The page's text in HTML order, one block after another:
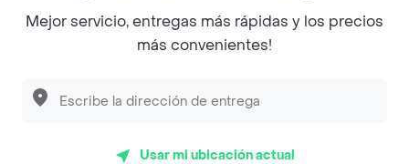
©2026Rappi Inc. All rights reserved.
Mejor servicio, entregas más rápidas y los precios
más convenientes!
Usar mi ubicación actual